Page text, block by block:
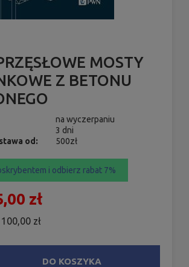
MOSTY
Z BETONU
na wyczerpaniu
3 dni
od:
500zł
i odbierz rabat 7%
zł
100,00 zł
DO KOSZYKA